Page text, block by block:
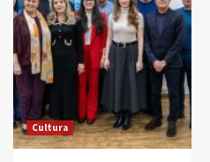
Cultura